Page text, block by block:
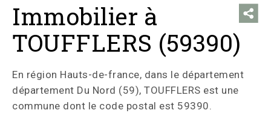
Immobilier à
TOUFFLERS (59390)
En région Hauts-de-france, dans le département
département Du Nord (59), TOUFFLERS est une
commune dont le code postal est 59390.